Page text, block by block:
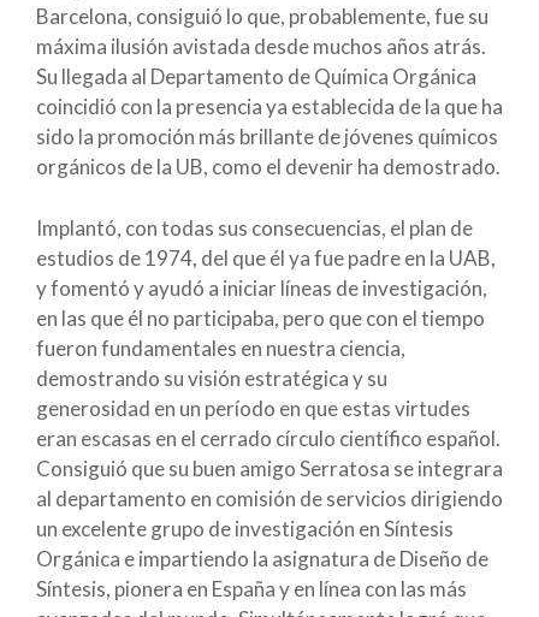
Barcelona, consiguió lo que, probablemente, fue su
máxima ilusión avistada desde muchos años atrás.
Su llegada al Departamento de Química Orgánica
coincidió con la presencia ya establecida de la que ha
sido la promoción más brillante de jóvenes químicos
orgánicos de la UB, como el devenir ha demostrado.
Implantó, con todas sus consecuencias, el plan de
estudios de 1974, del que él ya fue padre en la UAB,
y fomentó y ayudó a iniciar líneas de investigación,
en las que él no participaba, pero que con el tiempo
fueron fundamentales en nuestra ciencia,
demostrando su visión estratégica y su
generosidad en un período en que estas virtudes
eran escasas en el cerrado círculo científico español.
Consiguió que su buen amigo Serratosa se integrara
al departamento en comisión de servicios dirigiendo
un excelente grupo de investigación en Síntesis
Orgánica e impartiendo la asignatura de Diseño de
Síntesis, pionera en España y en línea con las más